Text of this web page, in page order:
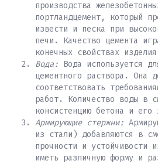
производства
портландцемент, который
извести и песка при
печи. Качество цемента
конечных свойствах
Вода: Вода используется
цементного раствора. Она
соответствовать
работ. Количество воды в
консистенцию бетона и его
Армирующие стержни:
из стали) добавляются в
прочности и устойчивости
иметь различную форму и